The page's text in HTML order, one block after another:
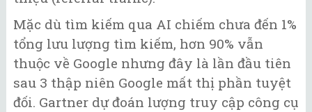
Mặc dù tìm kiếm qua AI chiếm chưa đến 1%
tổng lưu lượng tìm kiếm, hơn 90% vẫn
thuộc về Google nhưng đây là lần đầu tiên
sau 3 thập niên Google mất thị phần tuyệt
đối. Gartner dự đoán lượng truy cập công cụ